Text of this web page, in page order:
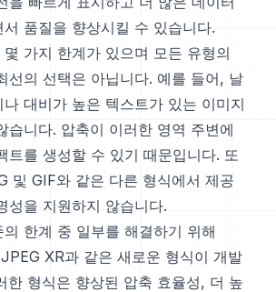
품질을 향상시킬 수 있습니다.
가지 한계가 있으며 모든 유형의
선의 선택은 아닙니다. 예를 들어, 날
대비가 높은 텍스트가 있는 이미지
습니다. 압축이 이러한 영역 주변에
트를 생성할 수 있기 때문입니다. 또
및 GIF와 같은 다른 형식에서 제공
성을 지원하지 않습니다.
한계 중 일부를 해결하기 위해
XR과 같은 새로운 형식이 개발
한 형식은 향상된 압축 효율성, 더 높